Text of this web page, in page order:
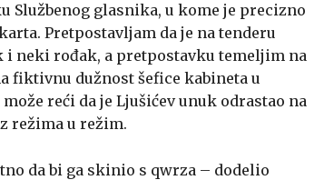
Službenog glasnika, u kome je precizno
Pretpostavljam da je na tenderu
i neki rođak, a pretpostavku temeljim na
fiktivnu dužnost šefice kabineta u
reći da je Ljušićev unuk odrastao na
režima u režim.
da bi ga skinio s qwrza – dodelio